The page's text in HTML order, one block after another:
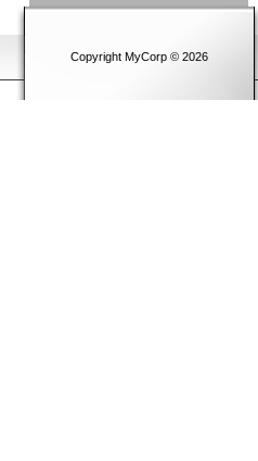
Copyright MyCorp © 2026